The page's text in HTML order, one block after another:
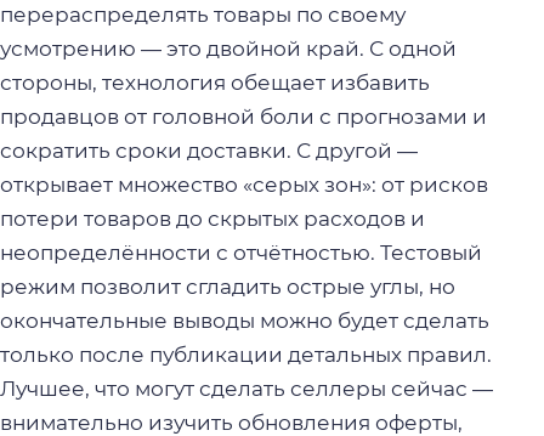
перераспределять товары по своему
усмотрению — это двойной край. С одной
стороны, технология обещает избавить
продавцов от головной боли с прогнозами и
сократить сроки доставки. С другой —
открывает множество «серых зон»: от рисков
потери товаров до скрытых расходов и
неопределённости с отчётностью. Тестовый
режим позволит сгладить острые углы, но
окончательные выводы можно будет сделать
только после публикации детальных правил.
Лучшее, что могут сделать селлеры сейчас —
внимательно изучить обновления оферты,